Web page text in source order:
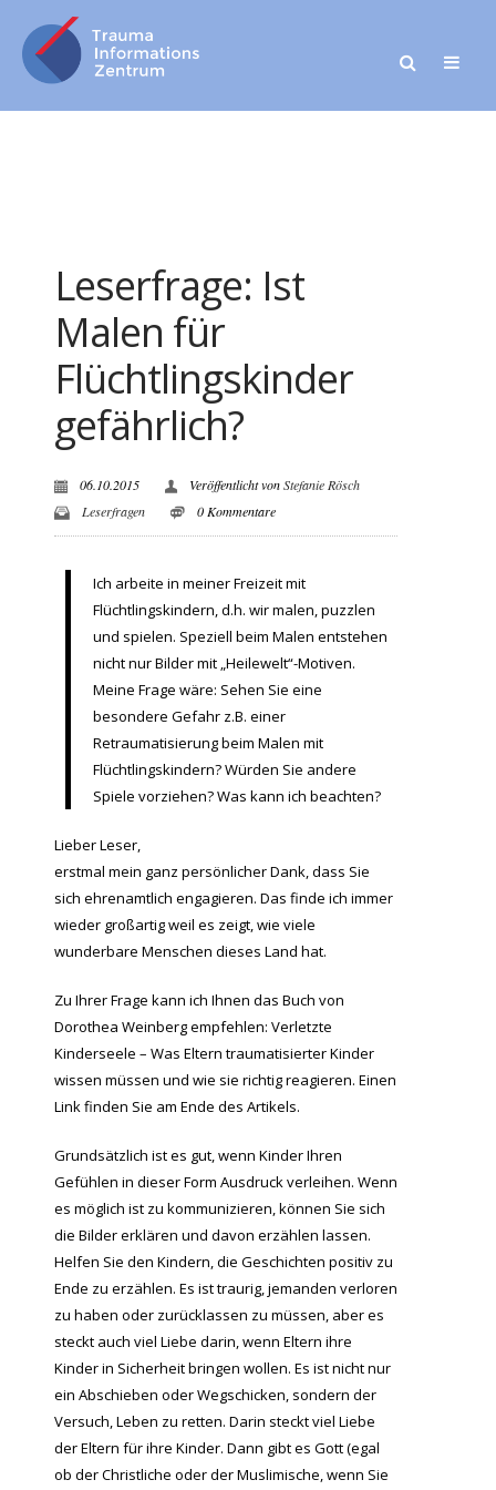
Leserfrage: Ist
Malen für
Flüchtlingskinder
gefährlich?
06.10.2015 Veröffentlicht vonStefanie Rösch
Leserfragen
0 Kommentare
Ich arbeite in meiner Freizeit mit
Flüchtlingskindern, d.h. wir malen, puzzlen
und spielen. Speziell beim Malen entstehen
nicht nur Bilder mit „Heilewelt“-Motiven.
Meine Frage wäre: Sehen Sie eine
besondere Gefahr z.B. einer
Retraumatisierung beim Malen mit
Flüchtlingskindern? Würden Sie andere
Spiele vorziehen? Was kann ich beachten?
Lieber Leser,
erstmal mein ganz persönlicher Dank, dass Sie
sich ehrenamtlich engagieren. Das finde ich immer
wieder großartig weil es zeigt, wie viele
wunderbare Menschen dieses Land hat.
Zu Ihrer Frage kann ich Ihnen das Buch von
Dorothea Weinberg empfehlen: Verletzte
Kinderseele – Was Eltern traumatisierter Kinder
wissen müssen und wie sie richtig reagieren. Einen
Link finden Sie am Ende des Artikels.
Grundsätzlich ist es gut, wenn Kinder Ihren
Gefühlen in dieser Form Ausdruck verleihen. Wenn
es möglich ist zu kommunizieren, können Sie sich
die Bilder erklären und davon erzählen lassen.
Helfen Sie den Kindern, die Geschichten positiv zu
Ende zu erzählen. Es ist traurig, jemanden verloren
zu haben oder zurücklassen zu müssen, aber es
steckt auch viel Liebe darin, wenn Eltern ihre
Kinder in Sicherheit bringen wollen. Es ist nicht nur
ein Abschieben oder Wegschicken, sondern der
Versuch, Leben zu retten. Darin steckt viel Liebe
der Eltern für ihre Kinder. Dann gibt es Gott (egal
ob der Christliche oder der Muslimische, wenn Sie